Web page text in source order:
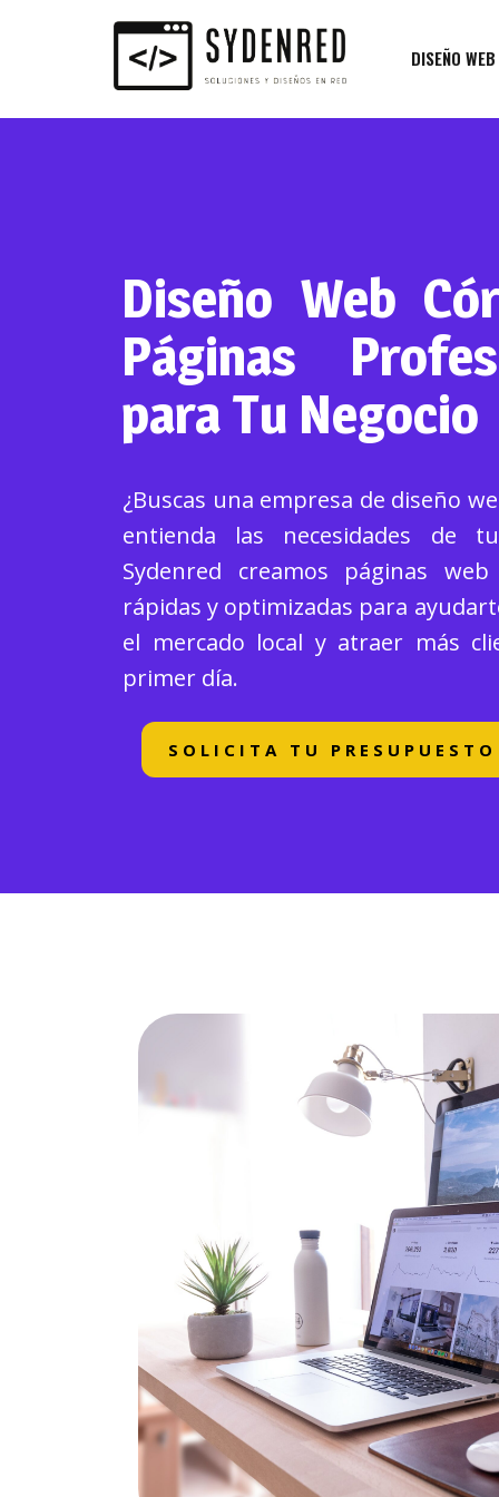
DISEÑO WEB
Diseño Web
Páginas
para Tu Negocio
¿Buscas una empresa de diseño
entienda las necesidades de
Sydenred creamos páginas web
rápidas y optimizadas para
el mercado local y atraer más
primer día.
SOLICITA TU